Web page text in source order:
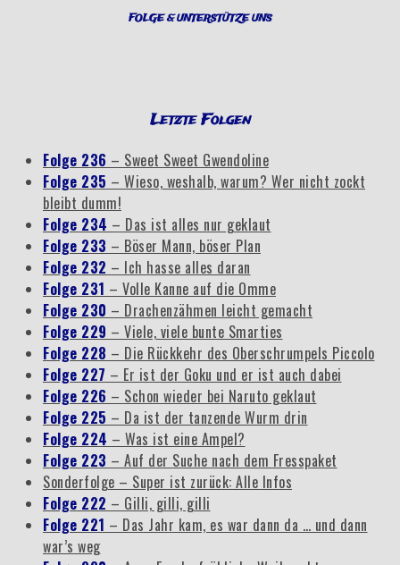
FOLGE & UNTERSTÜTZE UNS
Letzte Folgen
Folge 236 – Sweet Sweet Gwendoline
Folge 235 – Wieso, weshalb, warum? Wer nicht zockt
bleibt dumm!
Folge 234 – Das ist alles nur geklaut
Folge 233 – Böser Mann, böser Plan
Folge 232 – Ich hasse alles daran
Folge 231 – Volle Kanne auf die Omme
Folge 230 – Drachenzähmen leicht gemacht
Folge 229 – Viele, viele bunte Smarties
Folge 228 – Die Rückkehr des Oberschrumpels Piccolo
Folge 227 – Er ist der Goku und er ist auch dabei
Folge 226 – Schon wieder bei Naruto geklaut
Folge 225 – Da ist der tanzende Wurm drin
Folge 224 – Was ist eine Ampel?
Folge 223 – Auf der Suche nach dem Fresspaket
Sonderfolge – Super ist zurück: Alle Infos
Folge 222 – Gilli, gilli, gilli
Folge 221 – Das Jahr kam, es war dann da … und dann
war’s weg